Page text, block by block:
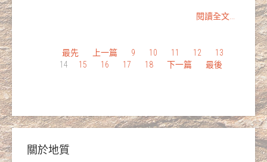
閱讀全文...
最先 上一篇 9 10 11 12
13
14
15 16 17 18 下一篇 最後
關於地質